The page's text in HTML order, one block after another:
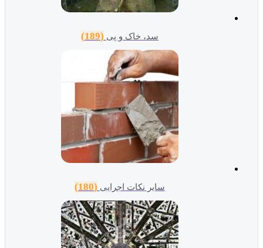
سد، خاک و پی (189)
سایر نکات اجرایی (180)